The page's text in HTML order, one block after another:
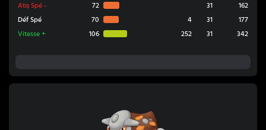
Atq Spé - 72 31
162
Déf Spé
70 4 31
177
Vitesse + 106 252 31 342